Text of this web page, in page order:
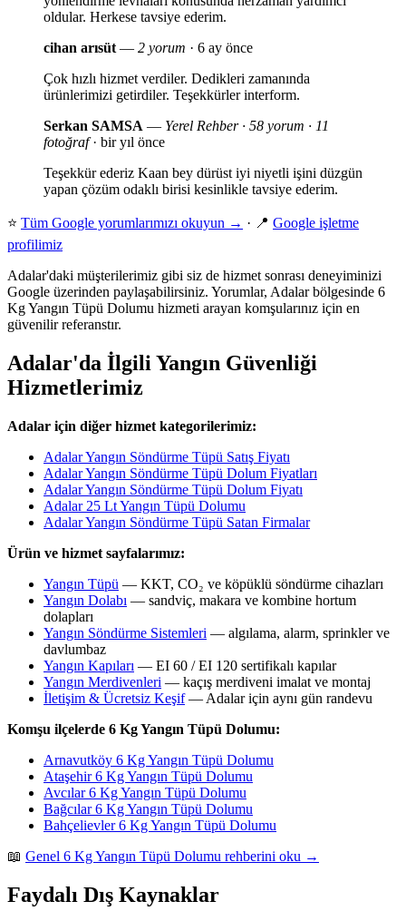
oldular. Herkese tavsiye ederim.
cihan arısüt— 2 yorum · 6 ay önce
Çok hızlı hizmet verdiler. Dedikleri zamanında
ürünlerimizi getirdiler. Teşekkürler interform.
Serkan SAMSA — Yerel Rehber · 58 yorum · 11
fotoğraf· bir yıl önce
Teşekkür ederiz Kaan bey dürüst iyi niyetli işini düzgün
yapan çözüm odaklı birisi kesinlikle tavsiye ederim.
⭐ Tüm Google yorumlarımızı okuyun → · 📍 Google işletme
profilimiz
Adalar'daki müşterilerimiz gibi siz de hizmet sonrası deneyiminizi
Google üzerinden paylaşabilirsiniz. Yorumlar, Adalar bölgesinde 6
Kg Yangın Tüpü Dolumu hizmeti arayan komşularınız için en
güvenilir referanstır.
Adalar'da İlgili Yangın Güvenliği
Hizmetlerimiz
Adalar için diğer hizmet kategorilerimiz:
Adalar Yangın Söndürme Tüpü Satış Fiyatı
Adalar Yangın Söndürme Tüpü Dolum Fiyatları
Adalar Yangın Söndürme Tüpü Dolum Fiyatı
Adalar 25 Lt Yangın Tüpü Dolumu
Adalar Yangın Söndürme Tüpü Satan Firmalar
Ürün ve hizmet sayfalarımız:
Yangın Tüpü — KKT, CO₂ ve köpüklü söndürme cihazları
Yangın Dolabı — sandviç, makara ve kombine hortum
dolapları
Yangın Söndürme Sistemleri — algılama, alarm, sprinkler ve
davlumbaz
Yangın Kapıları — EI 60 / EI 120 sertifikalı kapılar
Yangın Merdivenleri — kaçış merdiveni imalat ve montaj
İletişim & Ücretsiz Keşif— Adalar için aynı gün randevu
Komşu ilçelerde 6 Kg Yangın Tüpü Dolumu:
Arnavutköy 6 Kg Yangın Tüpü Dolumu
Ataşehir 6 Kg Yangın Tüpü Dolumu
Avcılar 6 Kg Yangın Tüpü Dolumu
Bağcılar 6 Kg Yangın Tüpü Dolumu
Bahçelievler 6 Kg Yangın Tüpü Dolumu
📖 Genel 6 Kg Yangın Tüpü Dolumu rehberini oku →
Faydalı Dış Kaynaklar